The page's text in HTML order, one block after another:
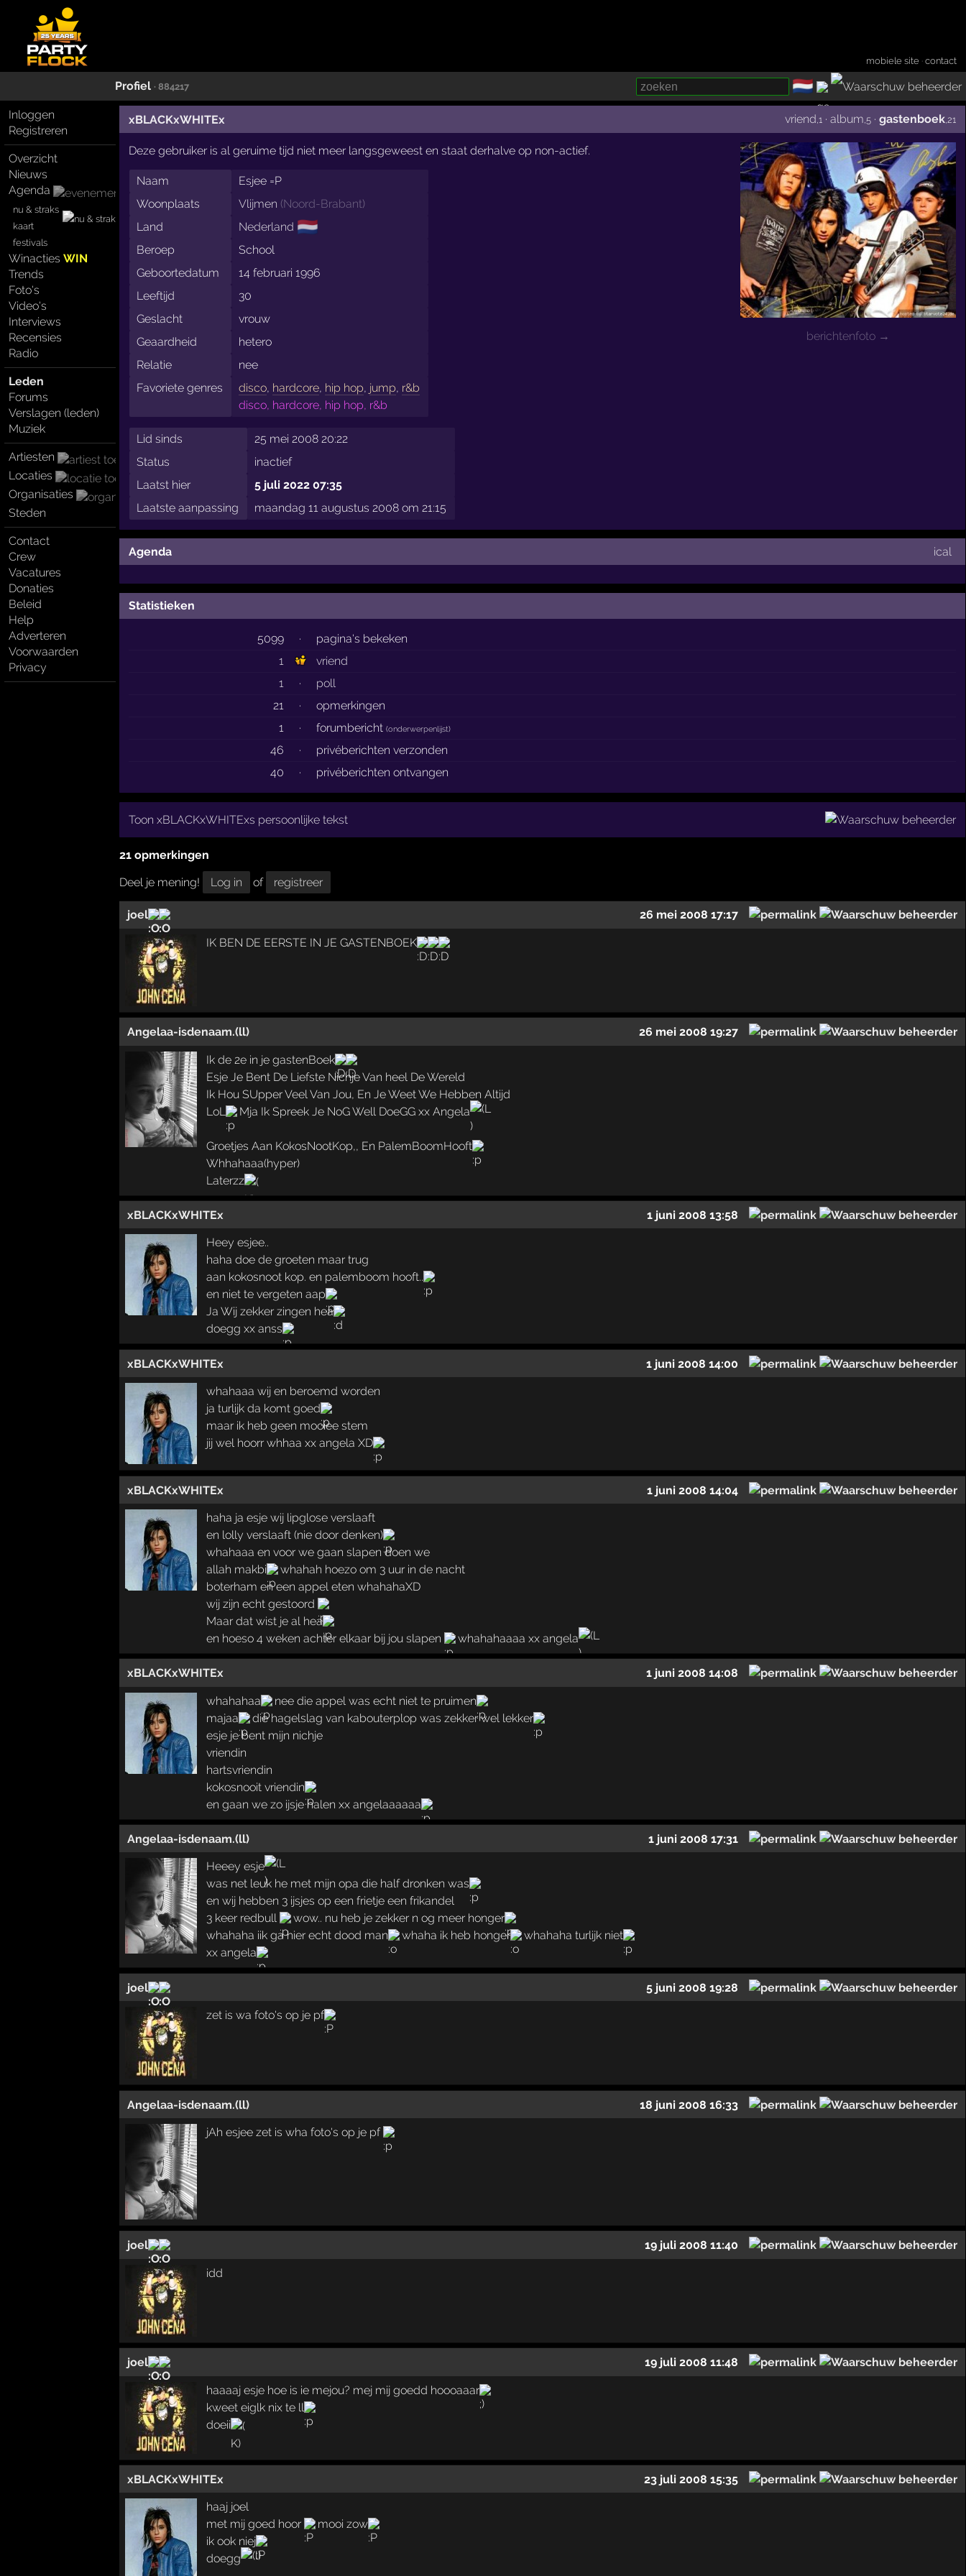
mobiele site ·contact
Profiel · 884217 🇳🇱
Inloggen
Registreren
Overzicht
Nieuws
Agenda
nu & straks
kaart
festivals
WinactiesWIN
Trends
Foto's
Video's
Interviews
Recensies
Radio
Leden
Forums
Verslagen (leden)
Muziek
Artiesten
Locaties
Organisaties
Steden
Contact
Crew
Vacatures
Donaties
Beleid
Help
Adverteren
Voorwaarden
Privacy
xBLACKxWHITEx vriend ,1 ·album ,5 ·gastenboek,21
berichtenfoto →
Deze gebruiker is al geruime tijd niet meer langsgeweest en staat derhalve op non-actief.
Naam
Esjee =P
Woonplaats
Vlijmen (Noord-Brabant)
Land
Nederland 🇳🇱
Beroep
School
Geboortedatum
14 februari 1996
Leeftijd
30
Geslacht
vrouw
Geaardheid
hetero
Relatie
nee
Favoriete genres
disco, hardcore, hip hop, jump, r&b
disco, hardcore, hip hop, r&b
Lid sinds
25 mei 2008 20:22
Status
inactief
Laatst hier
5 juli 2022 07:35
Laatste aanpassing
maandag 11 augustus 2008 om 21:15
Agenda ical
Statistieken
5099 ·
pagina's bekeken
1
vriend
1
·
poll
21
·
opmerkingen
1
· forumbericht(onderwerpenlijst)
46 ·
privéberichten verzonden
40
· privéberichten ontvangen
Toon xBLACKxWHITExs persoonlijke tekst
21 opmerkingen
Deel je mening!
Log in of registreer
joel 26 mei 2008 17:17
IK BEN DE EERSTE IN JE GASTENBOEK
Angelaa-isdenaam.(ll) 26 mei 2008 19:27
Ik de 2e in je gastenBoek
Esje Je Bent De Liefste Nichje Van heel De Wereld
Ik Hou SUpper Veel Van Jou, En Je Weet We Hebben Altijd
LoL
Mja Ik Spreek Je NoG Well DoeGG xx Angela
Groetjes Aan KokosNootKop,, En PalemBoomHooft
Whhahaaa(hyper)
Laterzz
xBLACKxWHITEx 1 juni 2008 13:58
Heey esjee..
haha doe de groeten maar trug
aan kokosnoot kop. en palemboom hooft..
en niet te vergeten aap
Ja Wij zekker zingen hea
doegg xx anss
xBLACKxWHITEx 1 juni 2008 14:00
whahaaa wij en beroemd worden
ja turlijk da komt goed
maar ik heb geen mooiee stem
jij wel hoorr whhaa xx angela XD
xBLACKxWHITEx 1 juni 2008 14:04
haha ja esje wij lipglose verslaaft
en lolly verslaaft (nie door denken)
whahaaa en voor we gaan slapen doen we
allah makbi
whahah hoezo om 3 uur in de nacht
boterham en een appel eten whahahaXD
wij zijn echt gestoord
Maar dat wist je al hea
en hoeso 4 weken achter elkaar bij jou slapen
whahahaaaa xx angela
xBLACKxWHITEx 1 juni 2008 14:08
whahahaa
nee die appel was echt niet te pruimen
majaa
die hagelslag van kabouterplop was zekker wel lekker
esje je bent mijn nichje
vriendin
hartsvriendin
kokosnooit vriendin
en gaan we zo ijsje halen xx angelaaaaaa
Angelaa-isdenaam.(ll) 1 juni 2008 17:31
Heeey esje
was net leuk he met mijn opa die half dronken was
en wij hebben 3 ijsjes op een frietje een frikandel
3 keer redbull
wow.. nu heb je zekker n og meer honger
whahaha iik ga hier echt dood man
whaha ik heb honger
whahaha turlijk niet
xx angela
joel 5 juni 2008 19:28
zet is wa foto's op je pf
Angelaa-isdenaam.(ll) 18 juni 2008 16:33
jAh esjee zet is wha foto's op je pf
joel 19 juli 2008 11:40
idd
joel 19 juli 2008 11:48
haaaaj esje hoe is ie mejou? mej mij goedd hoooaaar
kweet eiglk nix te ll
doeii
xBLACKxWHITEx 23 juli 2008 15:35
haaj joel
met mij goed hoor
mooi zow
ik ook niej
doegg